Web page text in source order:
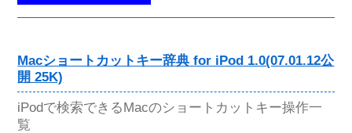
Macショートカットキー辞典 for iPod 1.0(07.01.12公
開 25K)
iPodで検索できるMacのショートカットキー操作一
覧